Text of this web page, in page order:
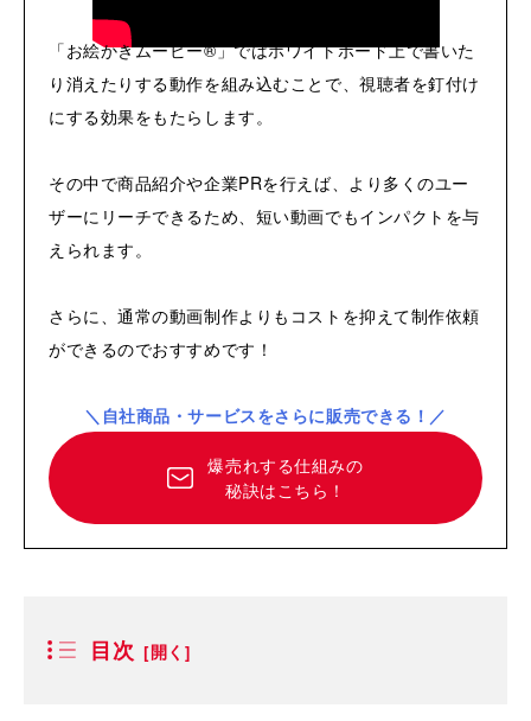
「お絵かきムービー®」ではホワイトボード上で書いた
り消えたりする動作を組み込むことで、視聴者を釘付け
にする効果をもたらします。
その中で商品紹介や企業PRを行えば、より多くのユー
ザーにリーチできるため、短い動画でもインパクトを与
えられます。
さらに、通常の動画制作よりもコストを抑えて制作依頼
ができるのでおすすめです！
＼自社商品・サービスをさらに販売できる！／
爆売れする仕組みの
秘訣はこちら！
目次